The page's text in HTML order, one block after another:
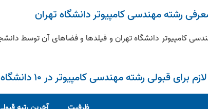
رشته مهندسی کامپیوتر دانشگاه تهران
کامپیوتر دانشگاه تهران و فیلدها و فضاهای آن توسط
قبولی رشته مهندسی کامپیوتر در 10 دانشگاه تاپ ایران در کنکور 1401